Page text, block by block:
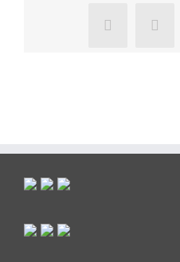
Facebook
X